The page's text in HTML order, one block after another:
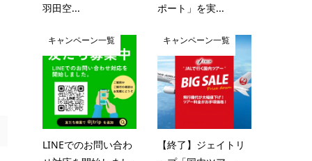
羽田空...
ポート」を実...
キャンペーン一覧
LINEでのお問い合わ
キャンペーン一覧
【終了】ジェイトリ